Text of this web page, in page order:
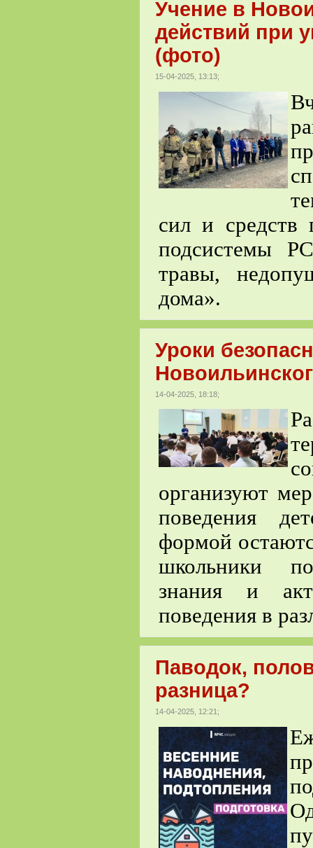
Учение в
действий при
(фото)
15-04-2025, 13:13;
сил и средств
подсистемы
травы,
дома».
Уроки
14-04-2025, 18:18;
организуют
поведения
формой
школьники
знания и
поведения в
Паводок,
разница?
14-04-2025, 12:21;